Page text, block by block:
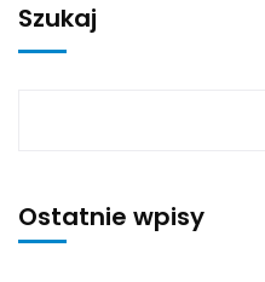
Szukaj
Ostatnie wpisy